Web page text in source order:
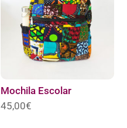
Mochila Escolar
45,00€